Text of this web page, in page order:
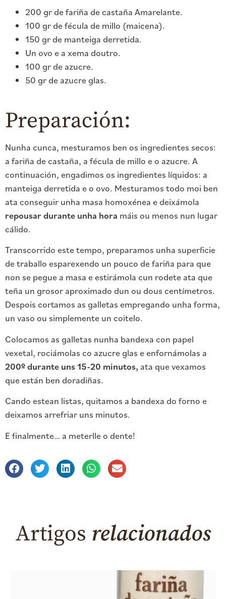
200 gr de fariña de castaña Amarelante.
100 gr de fécula de millo (maicena).
150 gr de manteiga derretida.
Un ovo e a xema doutro.
100 gr de azucre.
50 gr de azucre glas.
Preparación:
Nunha cunca, mesturamos ben os ingredientes secos:
a fariña de castaña, a fécula de millo e o azucre. A
continuación, engadimos os ingredientes líquidos: a
manteiga derretida e o ovo. Mesturamos todo moi ben
ata conseguir unha masa homoxénea e deixámola
repousar durante unha hora máis ou menos nun lugar
cálido.
Transcorrido este tempo, preparamos unha superficie
de traballo esparexendo un pouco de fariña para que
non se pegue a masa e estirámola cun rodete ata que
teña un grosor aproximado dun ou dous centímetros.
Despois cortamos as galletas empregando unha forma,
un vaso ou simplemente un coitelo.
Colocamos as galletas nunha bandexa con papel
vexetal, rociámolas co azucre glas e enfornámolas a
200º durante uns 15-20 minutos, ata que vexamos
que están ben doradiñas.
Cando estean listas, quitamos a bandexa do forno e
deixamos arrefriar uns minutos.
E finalmente… a meterlle o dente!
Artigos relacionados